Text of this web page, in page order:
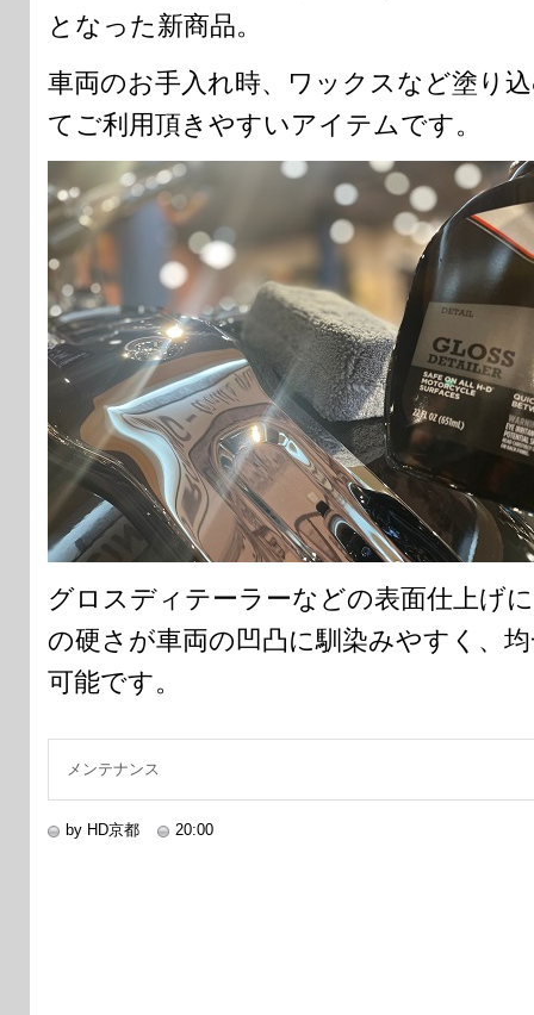
となった新商品。
車両のお手入れ時、ワックスなど塗り
てご利用頂きやすいアイテムです。
グロスディテーラーなどの表面仕上げ
の硬さが車両の凹凸に馴染みやすく、
可能です。
メンテナンス
by HD京都 20:00